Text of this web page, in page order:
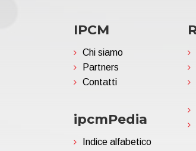
IPCM
Chi siamo
Partners
Contatti
ipcmPedia
Indice alfabetico